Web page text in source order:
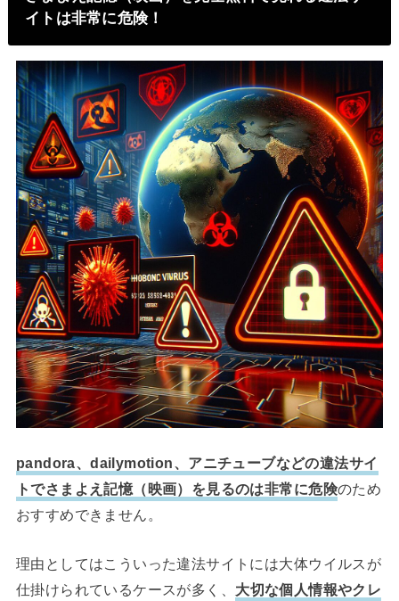
イトは非常に危険！
pandora、dailymotion、アニチューブなどの違法サイ
トでさまよえ記憶（映画）を見るのは非常に危険のため
おすすめできません。
理由としてはこういった違法サイトには大体ウイルスが
仕掛けられているケースが多く、 大切な個人情報やクレ